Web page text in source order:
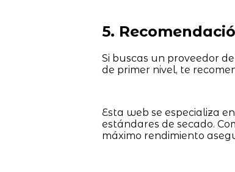
5.
Si buscas un proveedor
de primer nivel, te
Esta web se especializa
estándares de secado.
máximo rendimiento